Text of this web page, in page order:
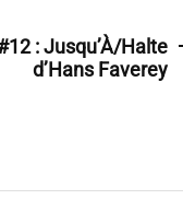
: Jusqu’À/Halte
d’Hans Faverey